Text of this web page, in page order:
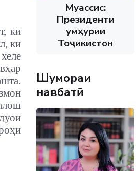
ки
ки
Муассис:
Президенти
Ҷумҳурии
Тоҷикистон
Шумораи
навбатӣ